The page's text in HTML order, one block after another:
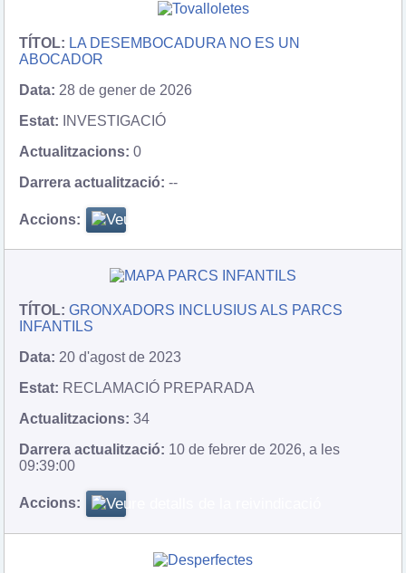
LA DESEMBOCADURA NO ES UN
ABOCADOR
28 de gener de 2026
INVESTIGACIÓ
0
--
GRONXADORS INCLUSIUS ALS PARCS
INFANTILS
20 d'agost de 2023
RECLAMACIÓ PREPARADA
34
10 de febrer de 2026, a les
09:39:00